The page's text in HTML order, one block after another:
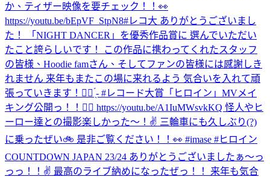
か、ティザー映像を要チェック！！👀
https://youtu.be/bEpVF_StpN8#レコ大 ありがとうございまし
た！ 「NIGHT DANCER」を優秀作品賞に 選んでいただい
たこと誇らしいです！ この作品に携わってくれたスタッフ
の皆様、Hoodie famさん、そしてファンの皆様には感謝しき
れません 来年もまたこの場に来れるよう 気合いを入れて頑
張っていきます！✊🏻 ̖́- #レコード大賞 「ヒロイン」MVメイ
キング公開っ！！🦸‍♀️ https://youtu.be/A1IuMWsvkKQ 怪人やヒ
ーロー達との撮影楽しかった〜！✌️ 三輪車にも久しぶり(?)
に乗ったぜい🚲 是非ご覧ください！！👀 #imase #ヒロイン
COUNTDOWN JAPAN 23/24 ありがとうございましたぁ〜っ
っっ！！✌️ 最高のライブ納めになったぜっ！！ 来年も気合